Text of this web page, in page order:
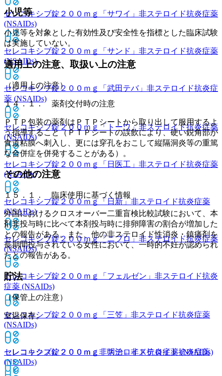
セレコキシブ錠２００ｍｇ「サワイ」 非ステロイド抗炎症薬
(NSAIDs)
セレコキシブ錠２００ｍｇ「サンド」 非ステロイド抗炎症薬
(NSAIDs)
セレコキシブ錠２００ｍｇ「武田テバ」 非ステロイド抗炎症
薬 (NSAIDs)
セレコキシブ錠２００ｍｇ「トーワ」非ステロイド抗炎症薬
(NSAIDs)
セレコキシブ錠２００ｍｇ「日医工」 非ステロイド抗炎症薬
(NSAIDs)
セレコキシブ錠２００ｍｇ「日新」非ステロイド抗炎症薬
(NSAIDs)
セレコキシブ錠２００ｍｇ「ニプロ」非ステロイド抗炎症薬
(NSAIDs)
セレコキシブ錠２００ｍｇ「フェルゼン」 非ステロイド抗炎
症薬 (NSAIDs)
セレコキシブ錠２００ｍｇ「三笠」 非ステロイド抗炎症薬
(NSAIDs)
セレコキシブ錠２００ｍｇ「明治」非ステロイド抗炎症薬
(NSAIDs)
小児等
小児等を対象とした有効性及び安全性を指標とした臨床試験
は実施していない。
適用上の注意、取扱い上の注意
（適用上の注意）
１４．１． 薬剤交付時の注意
ＰＴＰ包装の薬剤はＰＴＰシートから取り出して服用するよ
う指導すること（ＰＴＰシートの誤飲により、硬い鋭角部が
食道粘膜へ刺入し、更には穿孔をおこして縦隔洞炎等の重篤
な合併症を併発することがある）。
その他の注意
１５．１． 臨床使用に基づく情報
外国におけるクロスオーバー二重盲検比較試験において、本
剤非投与時に比べて本剤投与時に排卵障害の割合が増加した
との報告がある。また、他の非ステロイド性消炎・鎮痛剤を
長期間投与されている女性において、一時的不妊が認められ
たとの報告がある。
貯法
（保管上の注意）
室温保存。
セレコックス錠２００ｍｇ 非ステロイド抗炎症薬 (NSAIDs)